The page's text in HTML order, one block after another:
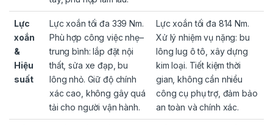
Lực
xoắn
&
Hiệu
suất
Lực xoắn tối đa 339 Nm.
Phù hợp công việc nhẹ–
trung bình: lắp đặt nội
thất, sửa xe đạp, bu
lông nhỏ. Giữ độ chính
xác cao, không gây quá
tải cho người vận hành.
Lực xoắn tối đa 814 Nm.
Xử lý nhiệm vụ nặng: bu
lông lug ô tô, xây dựng
kim loại. Tiết kiệm thời
gian, không cần nhiều
công cụ phụ trợ, đảm bảo
an toàn và chính xác.